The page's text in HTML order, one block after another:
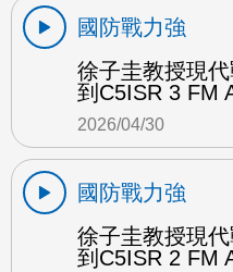
國防戰力強
徐子圭教授現
到C5ISR 3 FM
2026/04/30
國防戰力強
徐子圭教授現
到C5ISR 2 FM